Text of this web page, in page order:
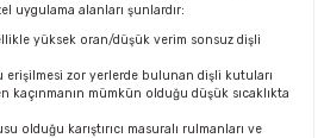
uygulama alanları şunlardır:
yüksek oran/düşük verim sonsuz dişli
erişilmesi zor yerlerde bulunan dişli kutuları
kaçınmanın mümkün olduğu düşük sıcaklıkta
olduğu karıştırıcı masuralı rulmanları ve